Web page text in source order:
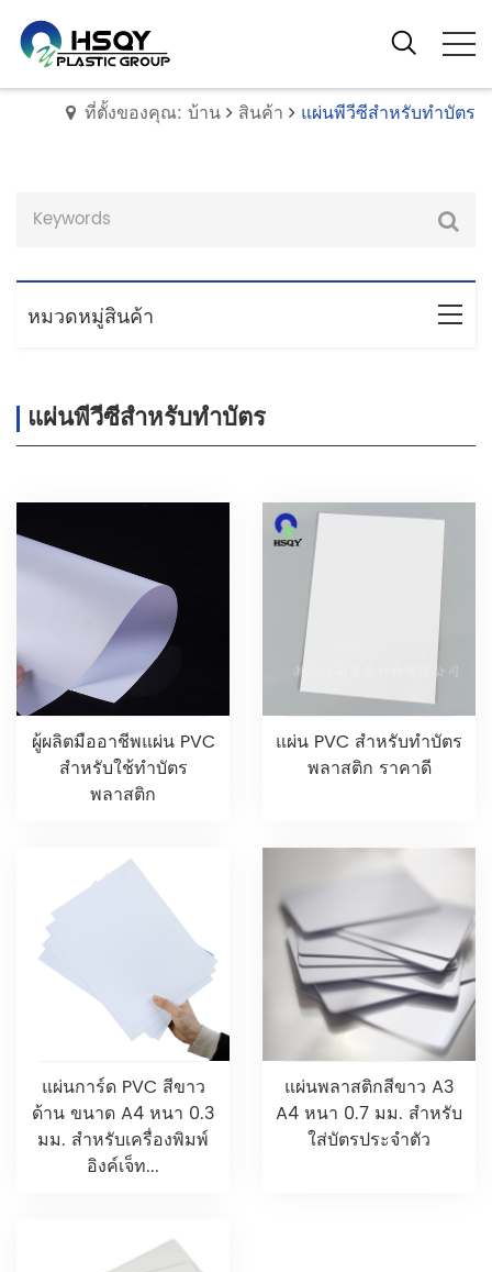
ที่ตั้งของคุณ: บ้าน สินค้า แผ่นพีวีซีสำหรับทำบัตร
หมวดหมู่สินค้า
แผ่นพีวีซีสำหรับทำบัตร
ผู้ผลิตมืออาชีพแผ่น PVC
สำหรับใช้ทำบัตร
พลาสติก
แผ่น PVC สำหรับทำบัตร
พลาสติก ราคาดี
แผ่นการ์ด PVC สีขาว
ด้าน ขนาด A4 หนา 0.3
มม. สำหรับเครื่องพิมพ์
อิงค์เจ็ท...
แผ่นพลาสติกสีขาว A3
A4 หนา 0.7 มม. สำหรับ
ใส่บัตรประจำตัว